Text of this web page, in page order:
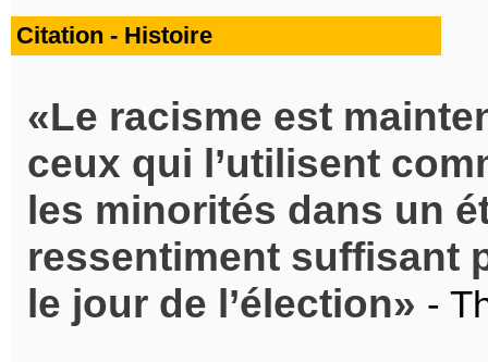
Citation - Histoire
Le racisme est
ceux qui l’utilisent
les minorités dans un
ressentiment suffisant
le jour de l’élection
-